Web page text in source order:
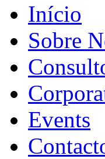
Início
Sobre
Events